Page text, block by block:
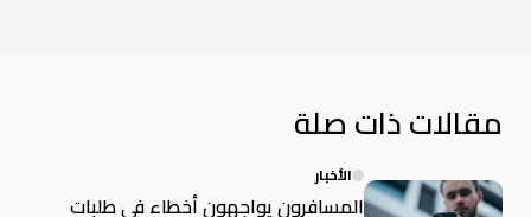
مقالات ذات صلة
الأخبار
المسافرون يواجهون أخطاء في طلبات